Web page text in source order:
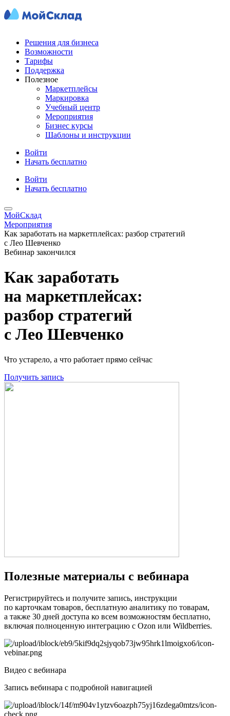
Решения для бизнеса
Возможности
Тарифы
Поддержка
Полезное
Маркетплейсы
Маркировка
Учебный центр
Мероприятия
Бизнес курсы
Шаблоны и инструкции
Войти
Начать бесплатно
Войти
Начать бесплатно
МойСклад
Мероприятия
Как заработать на маркетплейсах: разбор стратегий
с Лео Шевченко
Вебинар закончился
Как заработать
на маркетплейсах:
разбор стратегий
с Лео Шевченко
Что устарело, а что работает прямо сейчас
Получить запись
Полезные материалы с вебинара
Регистрируйтесь и получите запись, инструкции
по карточкам товаров, бесплатную аналитику по товарам,
а также 30 дней доступа ко всем возможностям бесплатно,
включая полноценную интеграцию с Ozon или Wildberries.
Видео с вебинара
Запись вебинара c подробной навигацией